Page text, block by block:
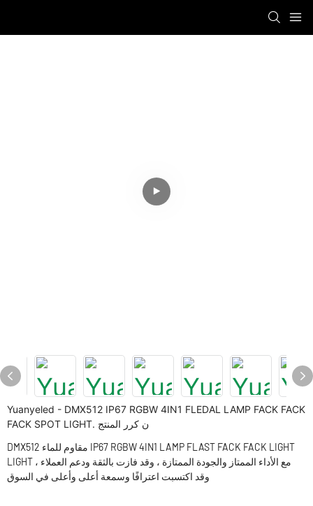
Yuanyeled - DMX512 IP67 RGBW 4IN1 FLEDAL LAMP FACK FACK
FACK SPOT LIGHT. ن كرر المنتج
DMX512 مقاوم للماء IP67 RGBW 4IN1 LAMP FLAST FACK FACK LIGHT
LIGHT مع الأداء الممتاز والجودة الممتازة ، وقد فازت بالثقة ودعم العملاء ،
وقد اكتسبت اعترافًا وسمعة أعلى وأعلى في السوق